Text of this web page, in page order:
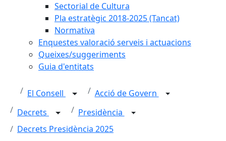
Sectorial de Cultura
Pla estratègic 2018-2025 (Tancat)
Normativa
Enquestes valoració serveis i actuacions
Queixes/suggeriments
Guia d'entitats
El Consell
Acció de Govern
Decrets
Presidència
Decrets Presidència 2025